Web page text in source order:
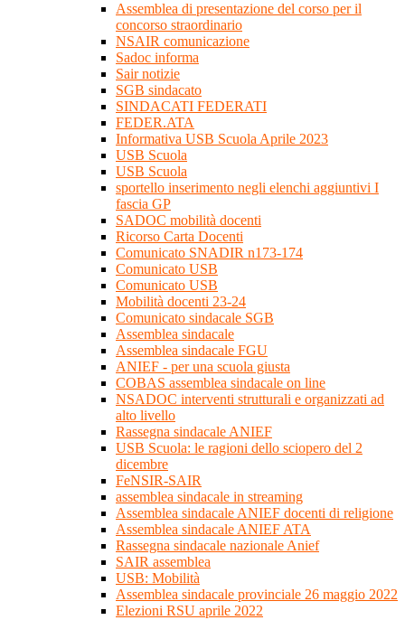
Assemblea di presentazione del corso per il
concorso straordinario
NSAIR comunicazione
Sadoc informa
Sair notizie
SGB sindacato
SINDACATI FEDERATI
FEDER.ATA
Informativa USB Scuola Aprile 2023
USB Scuola
USB Scuola
sportello inserimento negli elenchi aggiuntivi I
fascia GP
SADOC mobilità docenti
Ricorso Carta Docenti
Comunicato SNADIR n173-174
Comunicato USB
Comunicato USB
Mobilità docenti 23-24
Comunicato sindacale SGB
Assemblea sindacale
Assemblea sindacale FGU
ANIEF - per una scuola giusta
COBAS assemblea sindacale on line
NSADOC interventi strutturali e organizzati ad
alto livello
Rassegna sindacale ANIEF
USB Scuola: le ragioni dello sciopero del 2
dicembre
FeNSIR-SAIR
assemblea sindacale in streaming
Assemblea sindacale ANIEF docenti di religione
Assemblea sindacale ANIEF ATA
Rassegna sindacale nazionale Anief
SAIR assemblea
USB: Mobilità
Assemblea sindacale provinciale 26 maggio 2022
Elezioni RSU aprile 2022